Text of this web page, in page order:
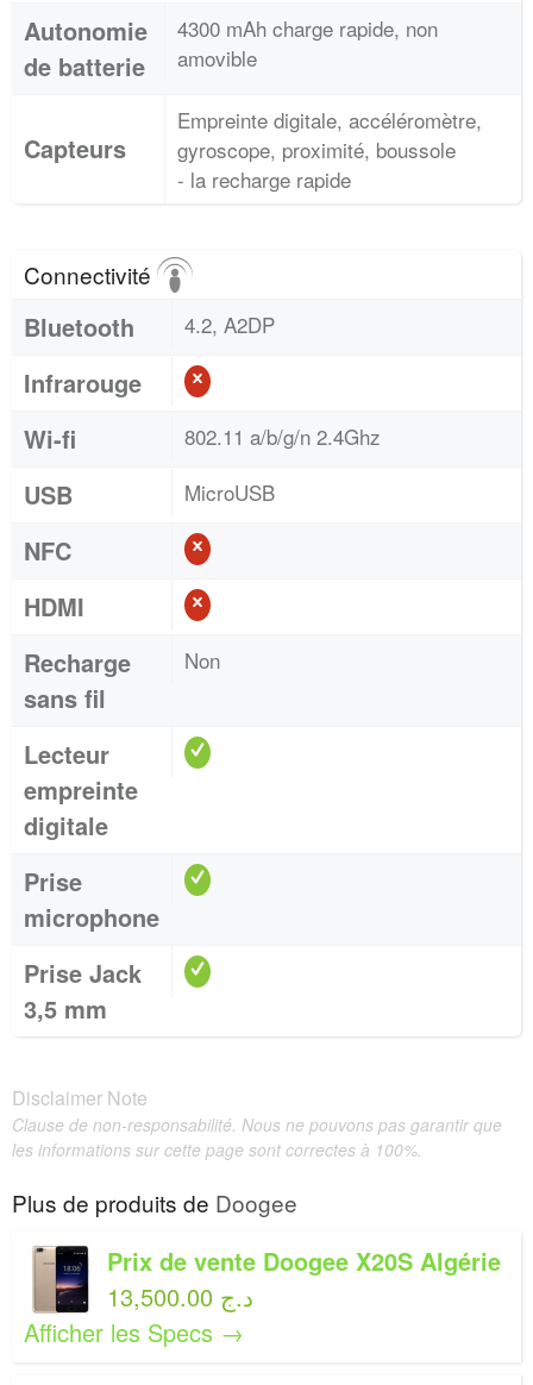
Autonomie
de batterie
4300 mAh charge rapide, non
amovible
Capteurs
Empreinte digitale, accéléromètre,
gyroscope, proximité, boussole
- la recharge rapide
Connectivité
Bluetooth 4.2, A2DP
Infrarouge
Wi-fi
802.11 a/b/g/n 2.4Ghz
USB MicroUSB
NFC
HDMI
Recharge
sans fil
Non
Lecteur
empreinte
digitale
Prise
microphone
Prise Jack
3,5 mm
Disclaimer Note
Clause de non-responsabilité. Nous ne pouvons pas garantir que
les informations sur cette page sont correctes à 100%.
Plus de produits de Doogee
Prix de vente Doogee X20S Algérie
13,500.00 د.ج
Afficher les Specs →